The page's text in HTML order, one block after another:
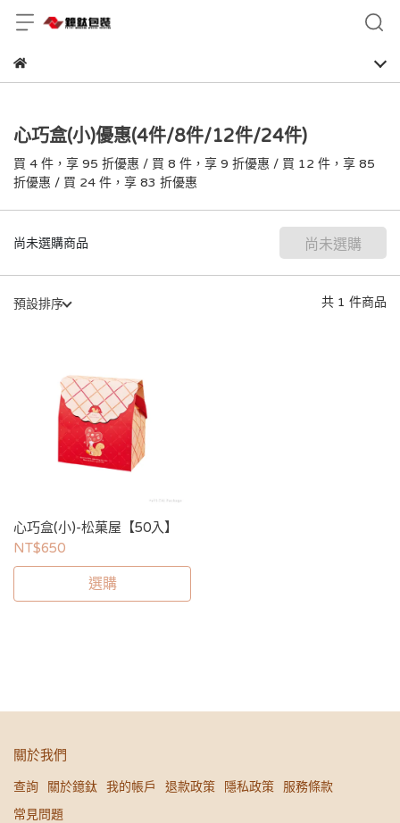
心巧盒(小)優惠(4件/8件/12件/24件)
買 4 件， 享 95 折優惠 / 買 8 件， 享 9 折優惠 / 買 12 件， 享 85
折優惠 / 買 24 件， 享 83 折優惠
尚未選購商品 尚未選購
預設排序 共 1 件商品
心巧盒(小)-松菓屋【50入】
NT$650
選購
關於我們
查詢 關於鐿鈦 我的帳戶 退款政策 隱私政策
服務條款
常見問題